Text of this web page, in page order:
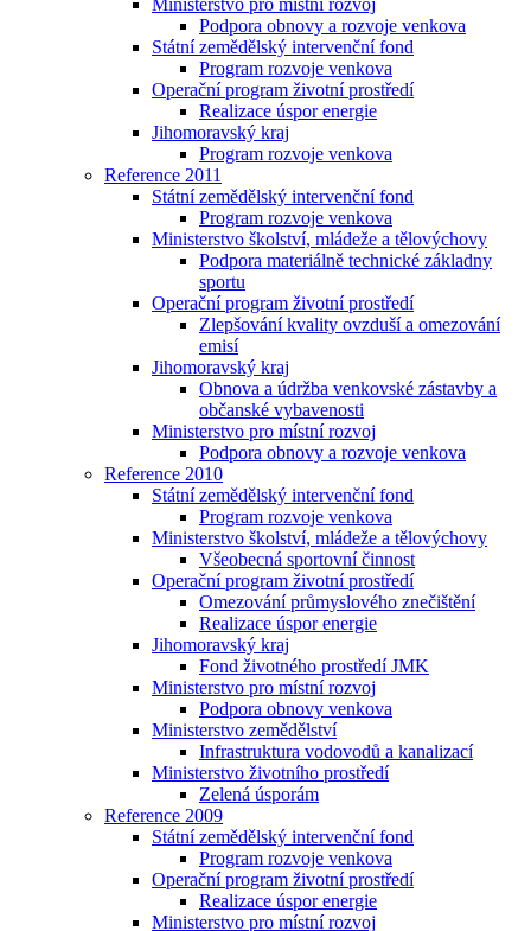
Ministerstvo pro místní rozvoj
Podpora obnovy a rozvoje venkova
Státní zemědělský intervenční fond
Program rozvoje venkova
Operační program životní prostředí
Realizace úspor energie
Jihomoravský kraj
Program rozvoje venkova
Reference 2011
Státní zemědělský intervenční fond
Program rozvoje venkova
Ministerstvo školství, mládeže a tělovýchovy
Podpora materiálně technické základny
sportu
Operační program životní prostředí
Zlepšování kvality ovzduší a omezování
emisí
Jihomoravský kraj
Obnova a údržba venkovské zástavby a
občanské vybavenosti
Ministerstvo pro místní rozvoj
Podpora obnovy a rozvoje venkova
Reference 2010
Státní zemědělský intervenční fond
Program rozvoje venkova
Ministerstvo školství, mládeže a tělovýchovy
Všeobecná sportovní činnost
Operační program životní prostředí
Omezování průmyslového znečištění
Realizace úspor energie
Jihomoravský kraj
Fond životného prostředí JMK
Ministerstvo pro místní rozvoj
Podpora obnovy venkova
Ministerstvo zemědělství
Infrastruktura vodovodů a kanalizací
Ministerstvo životního prostředí
Zelená úsporám
Reference 2009
Státní zemědělský intervenční fond
Program rozvoje venkova
Operační program životní prostředí
Realizace úspor energie
Ministerstvo pro místní rozvoj